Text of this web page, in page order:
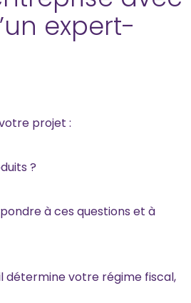
expert-
projet :
?
à ces questions et à
détermine votre régime fiscal,